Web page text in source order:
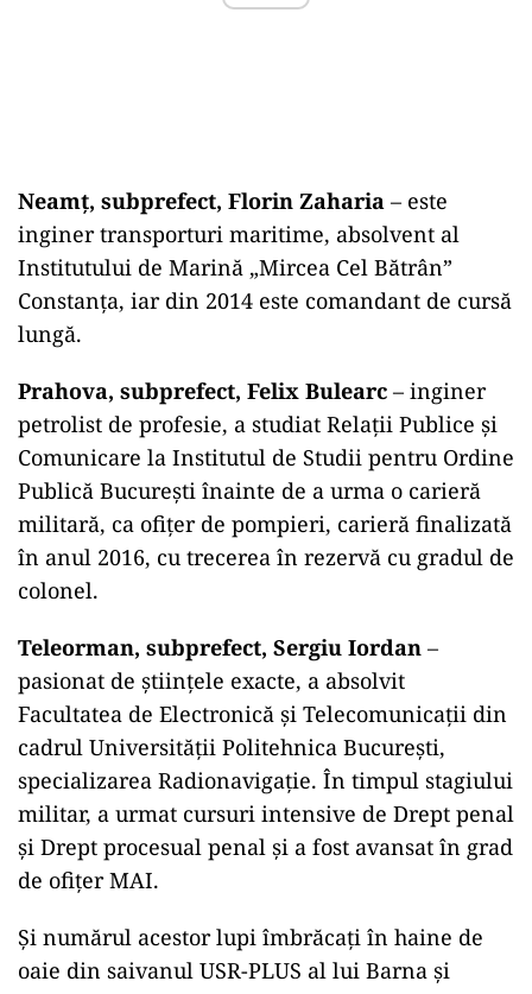
Neamț, subprefect, Florin Zaharia – este
inginer transporturi maritime, absolvent al
Institutului de Marină „Mircea Cel Bătrân”
Constanța, iar din 2014 este comandant de cursă
lungă.
Prahova, subprefect, Felix Bulearc – inginer
petrolist de profesie, a studiat Relații Publice și
Comunicare la Institutul de Studii pentru Ordine
Publică București înainte de a urma o carieră
militară, ca ofițer de pompieri, carieră finalizată
în anul 2016, cu trecerea în rezervă cu gradul de
colonel.
Teleorman, subprefect, Sergiu Iordan –
pasionat de științele exacte, a absolvit
Facultatea de Electronică și Telecomunicații din
cadrul Universității Politehnica București,
specializarea Radionavigație. În timpul stagiului
militar, a urmat cursuri intensive de Drept penal
și Drept procesual penal și a fost avansat în grad
de ofițer MAI.
Și numărul acestor lupi îmbrăcați în haine de
oaie din saivanul USR-PLUS al lui Barna și